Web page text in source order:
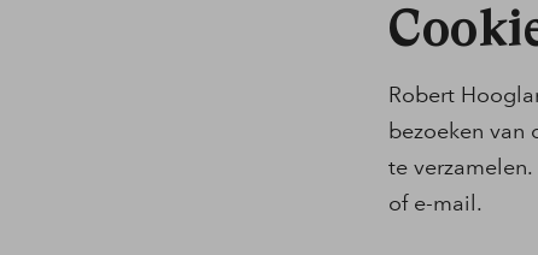
Robert
bezoeken van
te
of e-mail.